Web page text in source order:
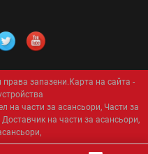
запазени.Карта на сайта -
на части за асансьори, Части за
Доставчик на части за асансьори,
,